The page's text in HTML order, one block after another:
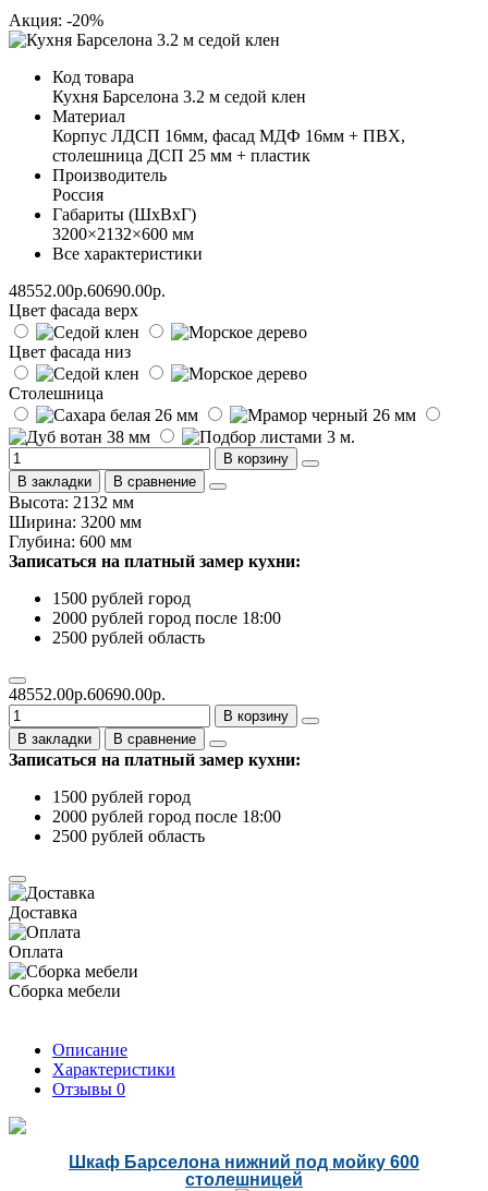
Акция: -20%
Код товара
Кухня Барселона 3.2 м седой клен
Материал
Корпус ЛДСП 16мм, фасад МДФ 16мм + ПВХ,
столешница ДСП 25 мм + пластик
Производитель
Россия
Габариты (ШхВхГ)
3200×2132×600 мм
Все характеристики
48552.00р.60690.00р.
Цвет фасада верх
Цвет фасада низ
Столешница
В корзину
В закладки
В сравнение
Высота: 2132 мм
Ширина: 3200 мм
Глубина: 600 мм
Записаться на платный замер кухни:
1500 рублей город
2000 рублей город после 18:00
2500 рублей область
48552.00р.60690.00р.
В корзину
В закладки
В сравнение
Записаться на платный замер кухни:
1500 рублей город
2000 рублей город после 18:00
2500 рублей область
Доставка
Оплата
Сборка мебели
Описание
Характеристики
Отзывы 0
Шкаф Барселона нижний под мойку 600
столешницей